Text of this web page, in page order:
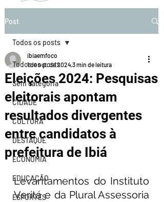
Post
Todos os posts
Sem categoria
CIDADE
CULTURA
DESTAQUE
ECONOMIA
EDUCAÇÃO
ESPORTES
Todos os posts
Eleições 2024: Pesquisas
eleitorais apontam
resultados divergentes
entre candidatos à
prefeitura de Ibiá
ibiaemfoco
1 de out. de 20243 min de leitura
Levantamentos do Instituto
Veritá e da Plural Assessoria